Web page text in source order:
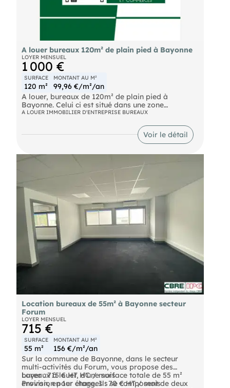
A louer bureaux 120m² de plain pied à Bayonne
LOYER MENSUEL
1 000 €
SURFACE
120 m²
MONTANT AU M²
99,96 €/m²/an
A louer, bureaux de 120m² de plain pied à
Bayonne. Celui ci est situé dans une zone
d'activités, mais au calme! Possibilité de rajouter
de rajouter si besoin 734m² de stockage , le tout
avec un grand parking privatif et un parking
commun. Plus de renseignements sur rendez vous
Loyer: 1 000 €HT/HC mensuel Honoraires: 2 400
€TTC à la charge du preneur. Référence: 5164A2
Les informations sur les risques auxquels ce bien
est exposé sont disponibles sur le site Géorisques :
georisques. gouv. fr
A LOUER IMMOBILIER D'ENTREPRISE BUREAUX
Voir le détail
Location bureaux de 55m² à Bayonne secteur
Forum
LOYER MENSUEL
715 €
SURFACE
55 m²
MONTANT AU M²
156 €/m²/an
Sur la commune de Bayonne, dans le secteur
multi-activités du Forum, vous propose des
bureaux à louer, d'une surface totale de 55 m²
environ, en 1er étage. Ils se composent de deux
Loyer : 715 € HT HC / mois
Provision pour charges : 70 € HT / mois